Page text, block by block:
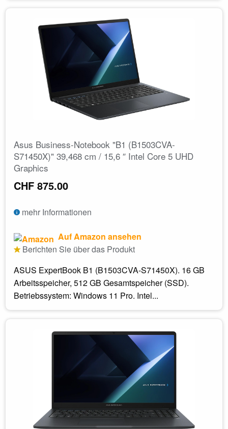
Asus Business-Notebook "B1 (B1503CVA-
S71450X)" 39,468 cm / 15,6 ″ Intel Core 5 UHD
Graphics
CHF 875.00
mehr Informationen
Auf Amazon ansehen
Berichten Sie über das Produkt
ASUS ExpertBook B1 (B1503CVA-S71450X). 16 GB
Arbeitsspeicher, 512 GB Gesamtspeicher (SSD).
Betriebssystem: Windows 11 Pro. Intel...